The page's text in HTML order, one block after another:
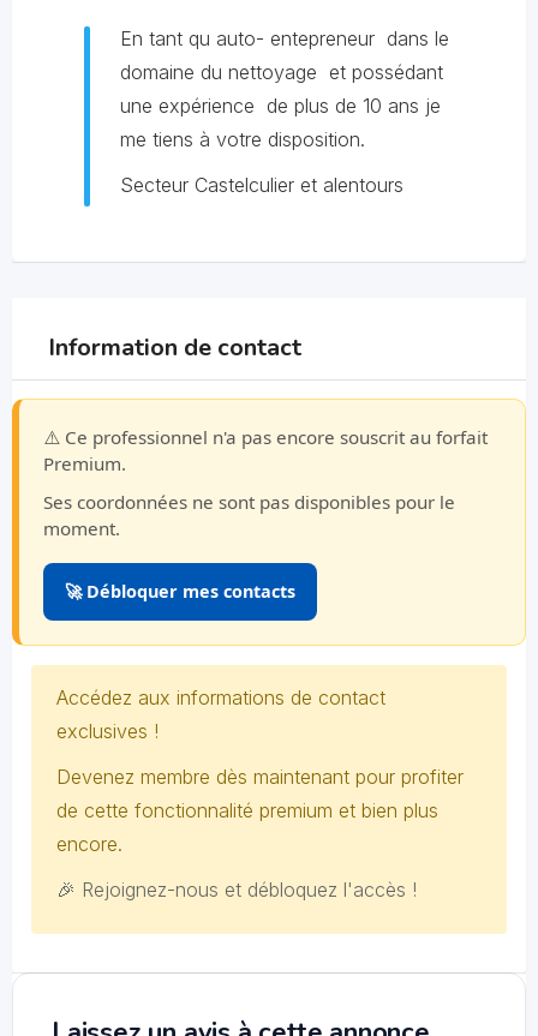
En tant qu auto- entepreneur dans le
domaine du nettoyage et possédant
une expérience de plus de 10 ans je
me tiens à votre disposition.
Secteur Castelculier et alentours
Information de contact
⚠️ Ce professionnel n'a pas encore souscrit au forfait
Premium.
Ses coordonnées ne sont pas disponibles pour le
moment.
🚀 Débloquer mes contacts
Accédez aux informations de contact
exclusives !
Devenez membre dès maintenant pour profiter
de cette fonctionnalité premium et bien plus
encore.
🎉 Rejoignez-nous et débloquez l'accès !